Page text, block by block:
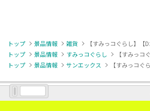
トップ 景品情報 雑貨
トップ
景品情報 すみっコぐらし
トップ
景品情報 サンエックス